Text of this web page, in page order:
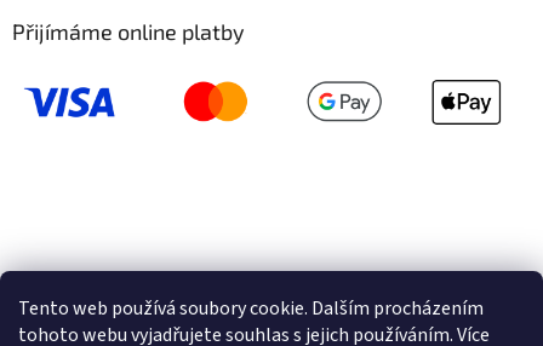
Tento web používá soubory cookie. Dalším procházením
tohoto webu vyjadřujete souhlas s jejich používáním. Více
Přijímáme online platby